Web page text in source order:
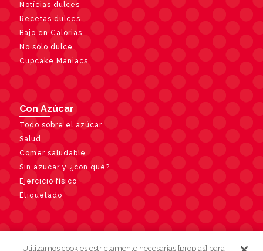
Notícias dulces
Recetas dulces
Bajo en Calorias
No sólo dulce
Cupcake Maniacs
Con Azúcar
Todo sobre el azúcar
Salud
Comer saludable
Sin azúcar y ¿con qué?
Ejercicio físico
Etiquetado
Contacto
Utilizamos cookies estrictamente necesarias [propias] para